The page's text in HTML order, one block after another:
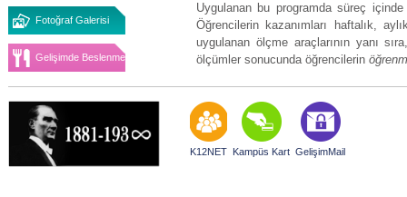
Fotoğraf Galerisi
Gelişimde Beslenme
Uygulanan bu programda süreç
Öğrencilerin kazanımları haftalık,
uygulanan ölçme araçlarının yanı
ölçümler sonucunda öğrencilerin
K12NET Kampüs Kart GelişimMail